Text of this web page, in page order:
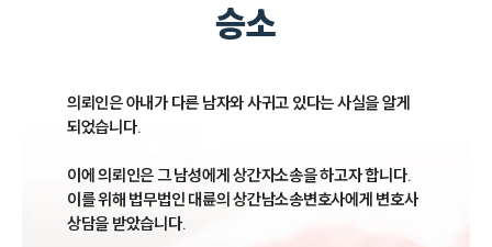
승소
의뢰인은 아내가 다른 남자와 사귀고 있다는 사실을 알게
되었습니다.
이에 의뢰인은 그 남성에게 상간자소송을 하고자 합니다.
이를 위해 법무법인 대륜의 상간남소송변호사에게 변호사